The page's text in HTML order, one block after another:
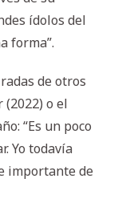
ídolos del
forma”.
de otros
(2022) o el
“Es un poco
Yo todavía
importante de